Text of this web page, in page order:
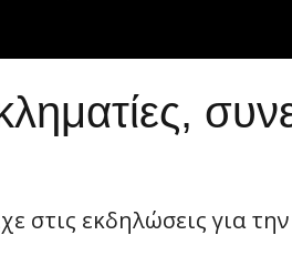
στις εκδηλώσεις για